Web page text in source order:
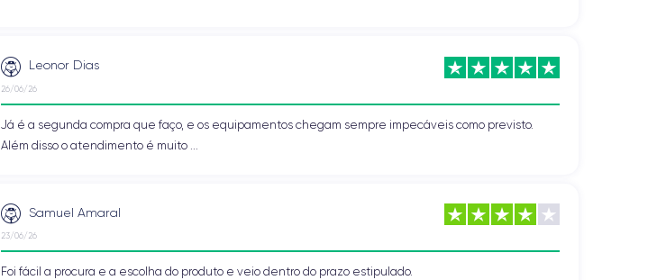
Leonor Dias
26/06/26
Já é a segunda compra que faço, e os equipamentos chegam sempre impecáveis como previsto.
Além disso o atendimento é muito ...
Samuel Amaral
23/06/26
Foi fácil a procura e a escolha do produto e veio dentro do prazo estipulado.